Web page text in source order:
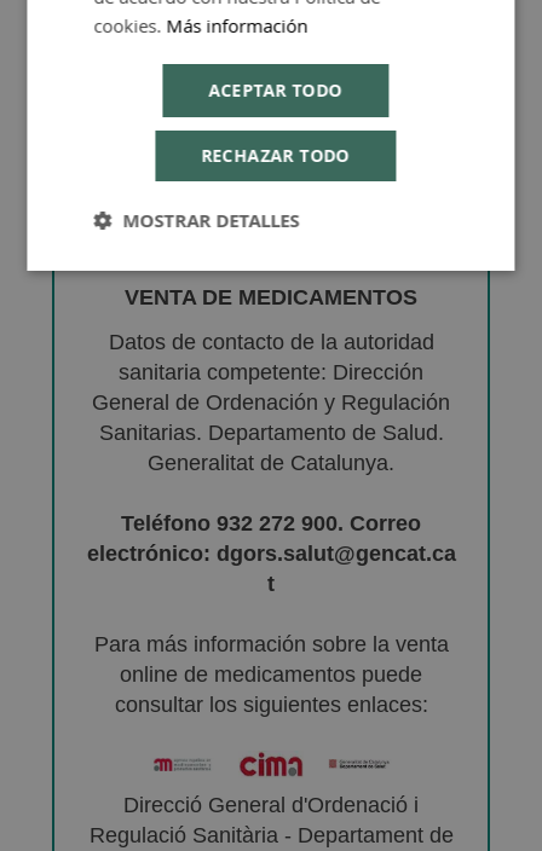
VENTA DE MEDICAMENTOS
Datos de contacto de la autoridad
sanitaria competente: Dirección
General de Ordenación y Regulación
Sanitarias. Departamento de Salud.
Generalitat de Catalunya.
Teléfono 932 272 900. Correo
electrónico: dgors.salut@gencat.ca
t
Para más información sobre la venta
online de medicamentos puede
consultar los siguientes enlaces:
Direcció General d'Ordenació i
Regulació Sanitària - Departament de
cookies. Más información
ACEPTAR TODO
RECHAZAR TODO
MOSTRAR DETALLES